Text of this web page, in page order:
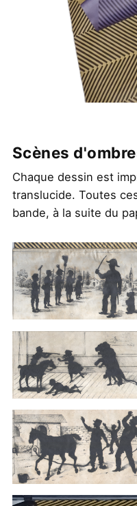
Scènes
Chaque dessin est
translucide. Toutes
bande, à la suite du